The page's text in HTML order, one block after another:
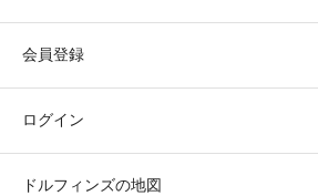
会員登録
ログイン
ドルフィンズの地図